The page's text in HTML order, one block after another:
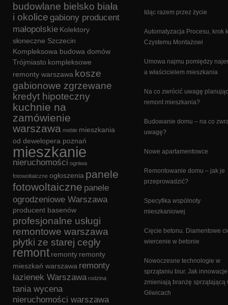
budowlane bielsko biała
i okolice gabiony producent
małopolskie Kolektory
słoneczne Szczecin
Kompleksowa budowa domów
Trójmiasto kompleksowe
remonty warszawa kosze
gabionowe zgrzewane
kredyt hipoteczny
kuchnie na
zamówienie
warszawa meble mieszkania
od dewelopera poznań
mieszkanie
nieruchomości ogniwa
fotowoltaiczne ogłoszenia panele
fotowoltaiczne panele
ogrodzeniowe Warszawa
producent basenów
profesjonalne usługi
remontowe warszawa
płytki ze starej cegły
remont remonty remonty
mieszkań warszawa remonty
łazienek Warszawa rodzina
tania wycena
nieruchomości warszawa
Idąc razem przez życie
Automatyzacja Procesu, krok
Czystemu Montażowi
Umowa najmu pomiędzy
a właścicielem mieszkania
Na co zwrócić uwagę planując
remont mieszkania?
Budowanie domu – na co
uwagę?
Nowe apartamentowce
Remontowanie domu – jak je
przeprowadzić?
Specyfika wspólnoty
mieszkaniowej
Cięcie betonu. Diamentowe
wiercenie w betonie
Nowoczesne technologie w
sprzątaniu biur. Jak innowacje
zmieniają branżę sprzątającą
Gliwicach